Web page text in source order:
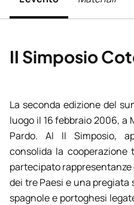
II Simposio
La seconda edizione del
luogo il 16 febbraio 2006, a
Pardo. Al II Simposio,
consolida la
partecipato
dei tre Paesi e una
spagnole e portoghesi